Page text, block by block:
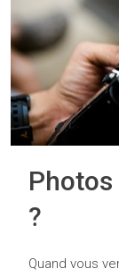
Photos
?
Quand vous